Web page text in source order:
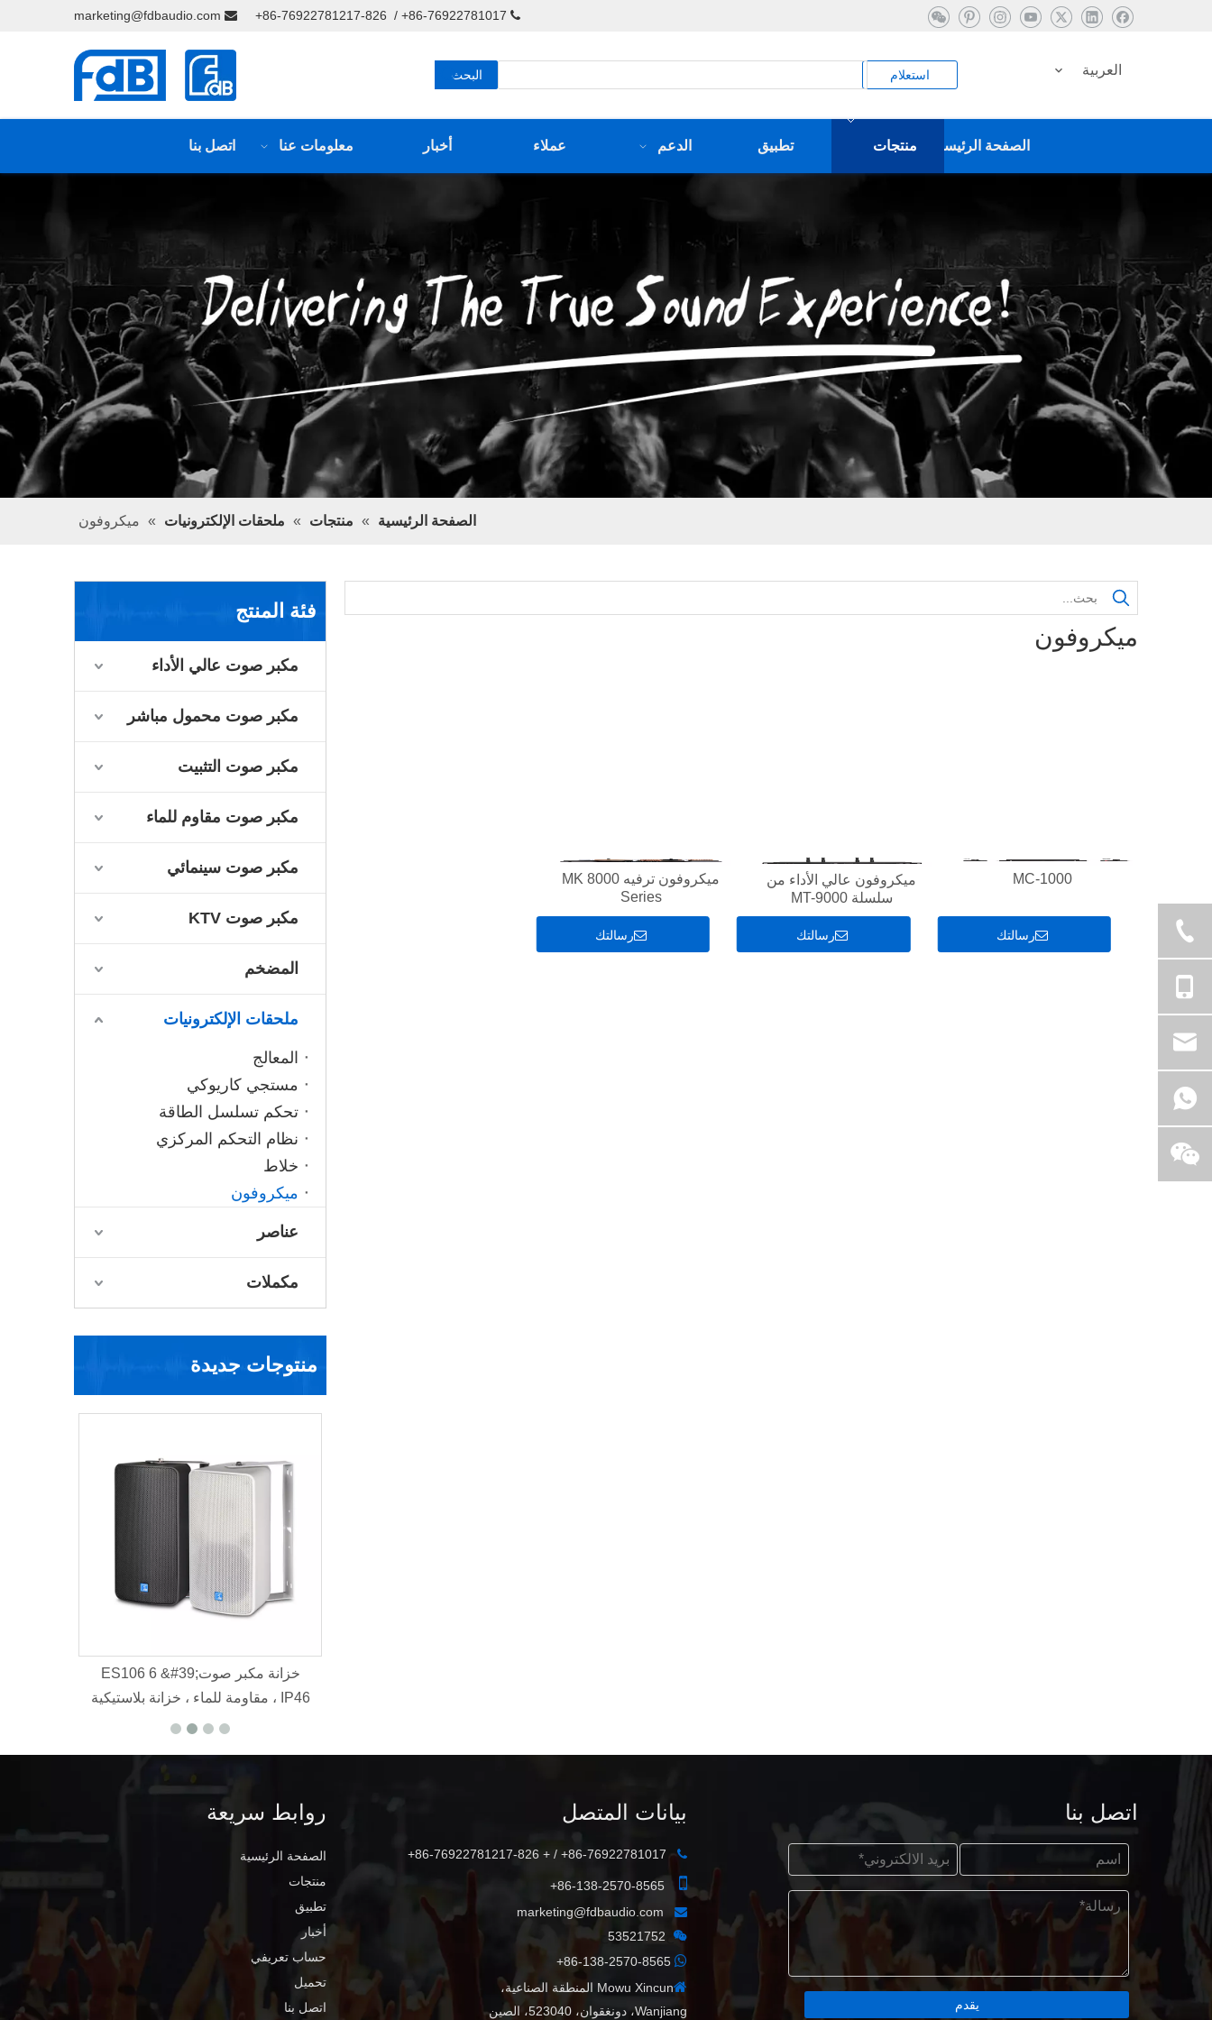


marketing@fdbaudio.com
البحث استعلام العربية
الصفحة الرئيسية منتجات تطبيق الدعم عملاء أخبار معلومات عنا اتصل بنا
الصفحة الرئيسية » منتجات » ملحقات الإلكترونيات » ميكروفون
فئة المنتج
مكبر صوت عالي الأداء
مكبر صوت محمول مباشر
مكبر صوت التثبيت
مكبر صوت مقاوم للماء
مكبر صوت سينمائي
مكبر صوت KTV
المضخم
ملحقات الإلكترونيات
المعالج
مستجي كاريوكي
تحكم تسلسل الطاقة
نظام التحكم المركزي
خلاط
ميكروفون
عناصر
مكملات
منتوجات جديدة
مقاومة للماء ، خزانة بلاستيكية ، IP46
K112B
ميكروفون
MC-1000
رسالتك
ميكروفون عالي الأداء من
سلسلة MT-9000
رسالتك
ميكروفون ترفيه MK 8000
Series
رسالتك
روابط سريعة
الصفحة الرئيسية
منتجات
تطبيق
أخبار
حساب تعريفي
تحميل
اتصل بنا
بيانات المتصل



marketing@fdbaudio.com

53521752

Mowu Xincun المنطقة الصناعية،
Wanjiang، دونغقوان، 523040، الصين
اتصل بنا
يقدم